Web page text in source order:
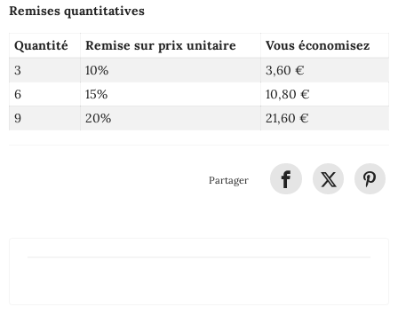
Remises quantitatives
Quantité Remise sur prix unitaire
Vous économisez
3
10%
3,60 €
6
15%
10,80 €
9
20% 21,60 €
Partager